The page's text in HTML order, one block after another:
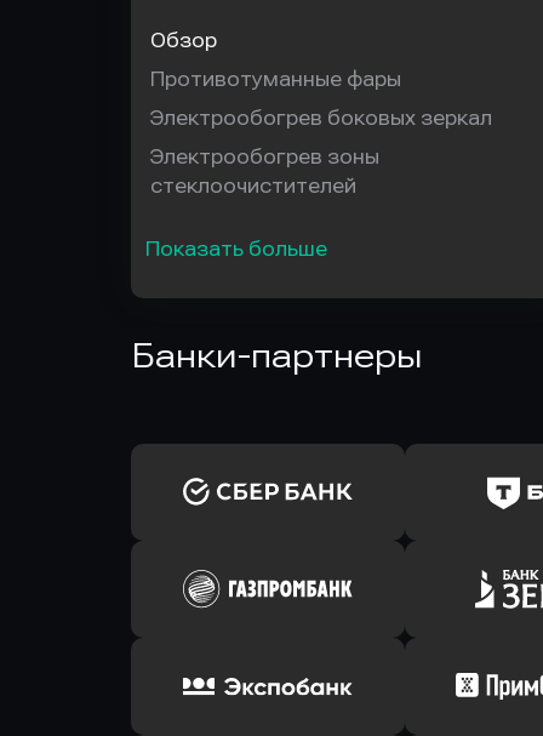
Обзор
Противотуманные фары
Электрообогрев боковых зеркал
Электрообогрев зоны
стеклоочистителей
Показать больше
Банки-партнеры
Оправить заявку
в Сбербанк
в Т-Банк
в Газпромбанк
в